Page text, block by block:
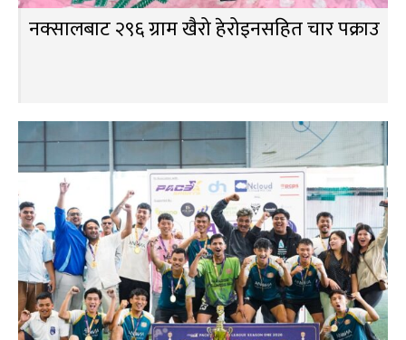
नक्सालबाट २९६ ग्राम खैरो हेरोइनसहित चार पक्राउ